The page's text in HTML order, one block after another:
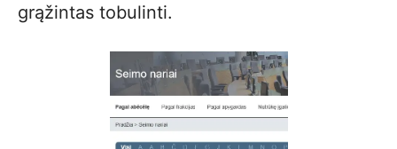
grąžintas tobulinti.